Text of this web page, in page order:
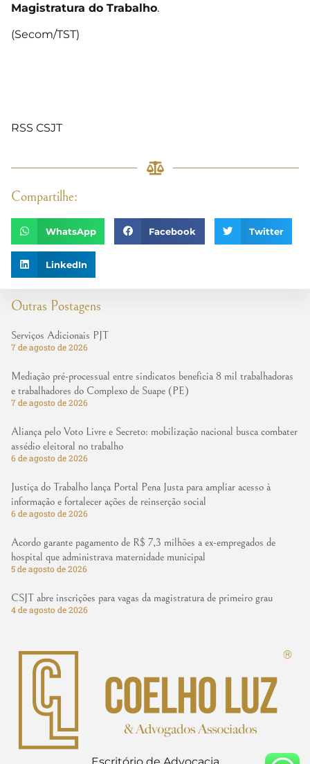
Outras Postagens
Serviços Adicionais PJT
7 de agosto de 2026
Mediação pré-processual entre sindicatos beneficia 8 mil trabalhadoras
e trabalhadores do Complexo de Suape (PE)
7 de agosto de 2026
Aliança pelo Voto Livre e Secreto: mobilização nacional busca combater
assédio eleitoral no trabalho
6 de agosto de 2026
Justiça do Trabalho lança Portal Pena Justa para ampliar acesso à
informação e fortalecer ações de reinserção social
6 de agosto de 2026
Acordo garante pagamento de R$ 7,3 milhões a ex-empregados de
hospital que administrava maternidade municipal
5 de agosto de 2026
CSJT abre inscrições para vagas da magistratura de primeiro grau
4 de agosto de 2026
Magistratura do Trabalho.
(Secom/TST)
RSS CSJT
Compartilhe:
WhatsApp Facebook Twitter
LinkedIn